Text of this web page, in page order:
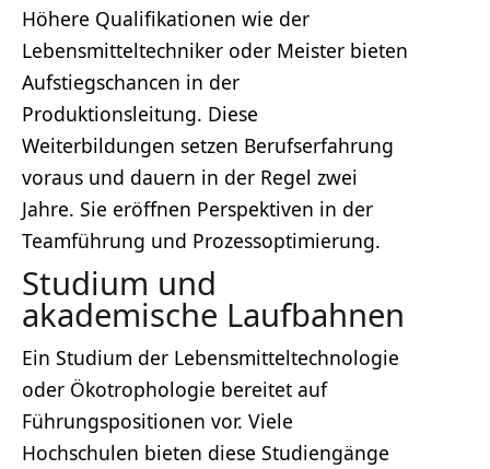
Höhere Qualifikationen wie der
Lebensmitteltechniker oder Meister bieten
Aufstiegschancen in der
Produktionsleitung. Diese
Weiterbildungen setzen Berufserfahrung
voraus und dauern in der Regel zwei
Jahre. Sie eröffnen Perspektiven in der
Teamführung und Prozessoptimierung.
Studium und
akademische Laufbahnen
Ein Studium der Lebensmitteltechnologie
oder Ökotrophologie bereitet auf
Führungspositionen vor. Viele
Hochschulen bieten diese Studiengänge